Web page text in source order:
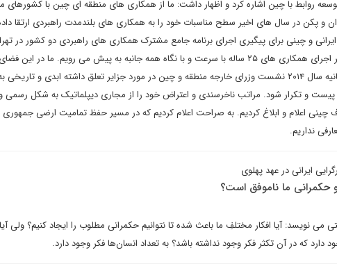
توسعه روابط با چین اشاره کرد و اظهار داشت: ما از همکاری های منطقه ای چین با کشورهای
و پکن در سال های اخیر سطح مناسبات خود را به همکاری های بلندمدت راهبردی ارتقا
و چینی برای پیگیری اجرای برنامه جامع مشترک همکاری های راهبردی دو کشور در
گفت و گو کردند و ما در مسیر اجرای همکاری های ۲۵ ساله با سرعت و با نگاه همه جانبه به پیش می رویم. ما در این فضای
همکاری انتظار نداشتیم که بیانیه سال ۲۰۱۴ نشست وزرای خارجه منطقه و چین در مورد جزایر تعلق داشته ابدی و تاریخی
و تکرار شود. مراتب ناخرسندی و اعتراض خود را از مجاری دیپلماتیک به شکل رسمی و
اعلام و ابلاغ کردیم. به صراحت اعلام کردیم که در مسیر حفظ تمامیت ارضی جمهوری
نداریم.
ایرانی در عهد پهلوی
حکمرانی ما ناموفق است؟
می نویسد: آیا افکار مختلفِ ما باعث شده تا نتوانیم حکمرانی مطلوب را ایجاد کنیم؟ ولی آیا
که در آن تکثر فکر وجود نداشته باشد؟ به تعداد انسان‌ها فکر وجود دارد.